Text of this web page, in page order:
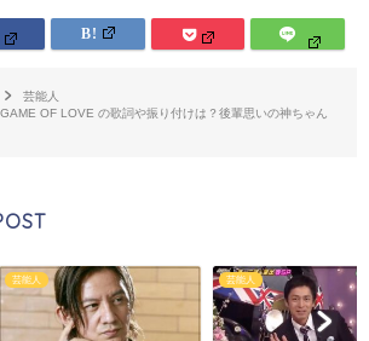
芸能人
OF LOVE の歌詞や振り付けは？後輩思いの神ちゃん
芸能人 芸能人